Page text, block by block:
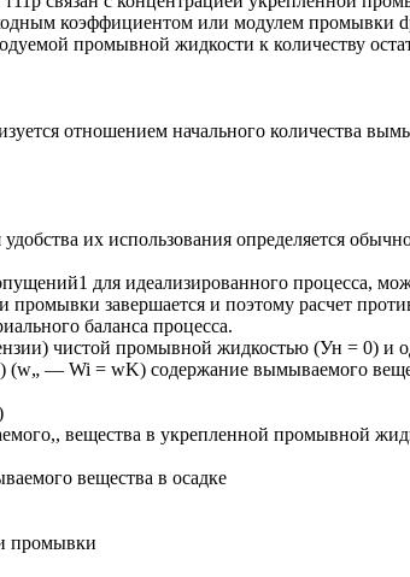
коэффициентом или модулем промывки
промывной жидкости к количеству
отношением начального количества
их использования определяется
для идеализированного процесса,
промывки завершается и поэтому расчет
баланса процесса.
чистой промывной жидкостью (Ун = 0) и
(w„ — Wi = wK) содержание вымываемого
вещества в укрепленной промывной
вещества в осадке
промывки